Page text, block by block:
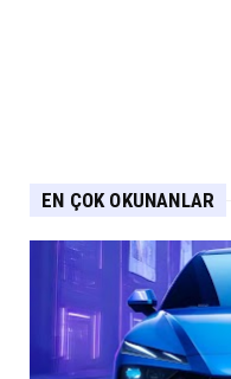
EN ÇOK OKUNANLAR